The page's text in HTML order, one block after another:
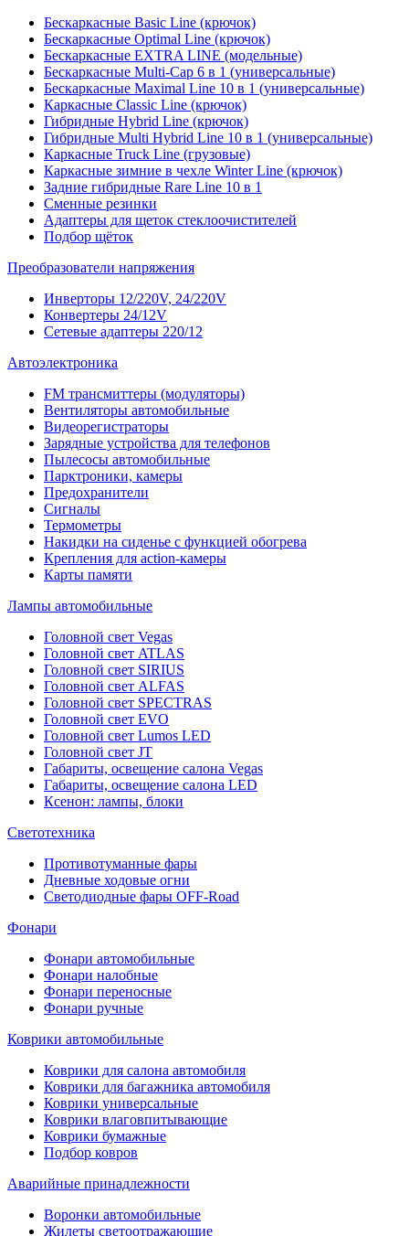
Бескаркасные Basic Line (крючок)
Бескаркасные Optimal Line (крючок)
Бескаркасные EXTRA LINE (модельные)
Бескаркасные Multi-Cap 6 в 1 (универсальные)
Бескаркасные Maximal Line 10 в 1 (универсальные)
Каркасные Classic Line (крючок)
Гибридные Hybrid Line (крючок)
Гибридные Multi Hybrid Line 10 в 1 (универсальные)
Каркасные Truck Line (грузовые)
Каркасные зимние в чехле Winter Line (крючок)
Задние гибридные Rare Line 10 в 1
Сменные резинки
Адаптеры для щеток стеклоочистителей
Подбор щёток
Преобразователи напряжения
Инверторы 12/220V, 24/220V
Конвертеры 24/12V
Сетевые адаптеры 220/12
Автоэлектроника
FM трансмиттеры (модуляторы)
Вентиляторы автомобильные
Видеорегистраторы
Зарядные устройства для телефонов
Пылесосы автомобильные
Парктроники, камеры
Предохранители
Сигналы
Термометры
Накидки на сиденье с функцией обогрева
Крепления для action-камеры
Карты памяти
Лампы автомобильные
Головной свет Vegas
Головной свет ATLAS
Головной свет SIRIUS
Головной свет ALFAS
Головной свет SPECTRAS
Головной свет EVO
Головной свет Lumos LED
Головной свет JT
Габариты, освещение салона Vegas
Габариты, освещение салона LED
Ксенон: лампы, блоки
Светотехника
Противотуманные фары
Дневные ходовые огни
Светодиодные фары OFF-Road
Фонари
Фонари автомобильные
Фонари налобные
Фонари переносные
Фонари ручные
Коврики автомобильные
Коврики для салона автомобиля
Коврики для багажника автомобиля
Коврики универсальные
Коврики влаговпитывающие
Коврики бумажные
Подбор ковров
Аварийные принадлежности
Воронки автомобильные
Жилеты светоотражающие